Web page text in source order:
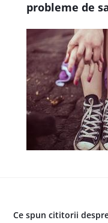
probleme de
Ce spun cititorii